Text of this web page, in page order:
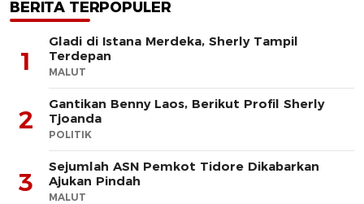
BERITA TERPOPULER
1
Gladi di Istana Merdeka, Sherly Tampil
Terdepan
MALUT
2
Gantikan Benny Laos, Berikut Profil Sherly
Tjoanda
POLITIK
3
Sejumlah ASN Pemkot Tidore Dikabarkan
Ajukan Pindah
MALUT